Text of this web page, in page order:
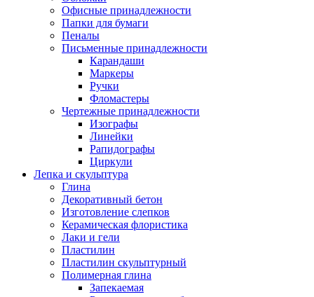
Офисные принадлежности
Папки для бумаги
Пеналы
Письменные принадлежности
Карандаши
Маркеры
Ручки
Фломастеры
Чертежные принадлежности
Изографы
Линейки
Рапидографы
Циркули
Лепка и скульптура
Глина
Декоративный бетон
Изготовление слепков
Керамическая флористика
Лаки и гели
Пластилин
Пластилин скульптурный
Полимерная глина
Запекаемая